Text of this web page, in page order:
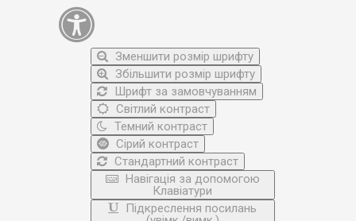
Зменшити розмір шрифту
Збільшити розмір шрифту
Шрифт за замовчуванням
Світлий контраст
Темний контраст
Сірий контраст
Стандартний контраст
Навігація за допомогою
Клавіатури
Підкреслення посилань